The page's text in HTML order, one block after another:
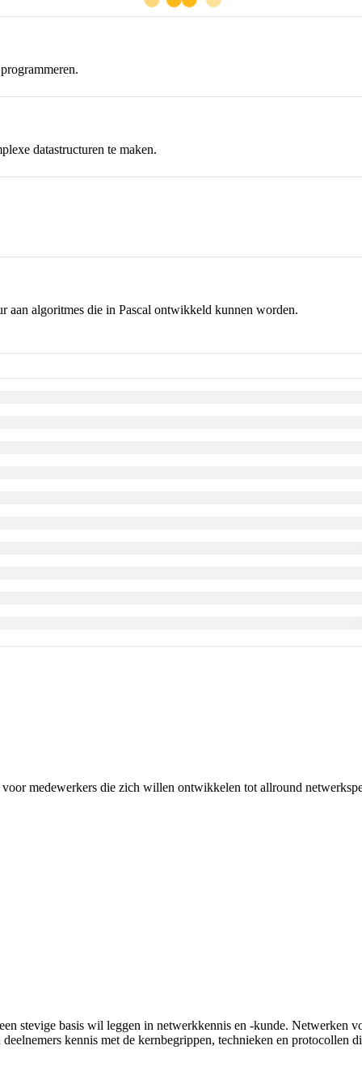
datastructuren te maken.
aan algoritmes die in Pascal ontwikkeld kunnen worden.
medewerkers die zich willen ontwikkelen tot allround
stevige basis wil leggen in netwerkkennis en -kunde. Netwerken
kennis met de kernbegrippen, technieken en protocollen